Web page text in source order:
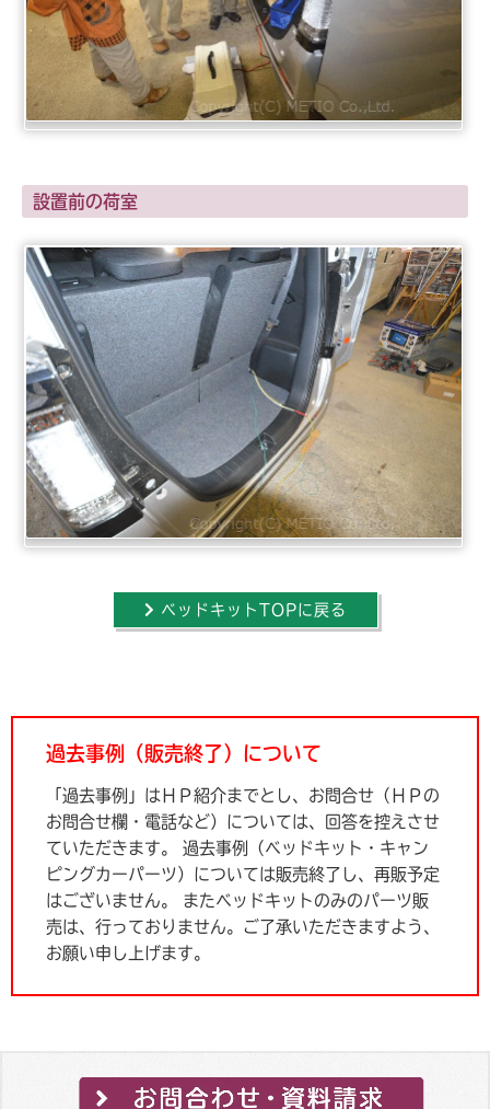
設置前の荷室
ベッドキットTOPに戻る
過去事例（販売終了）について
「過去事例」はＨＰ紹介までとし、お問合せ（ＨＰの
お問合せ欄・電話など）については、回答を控えさせ
ていただきます。
過去事例（ベッドキット・キャン
ピングカーパーツ）については販売終了し、再販予定
はございません。
またベッドキットのみのパーツ販
売は、行っておりません。ご了承いただきますよう、
お願い申し上げます。